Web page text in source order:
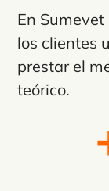
En
los clientes
prestar el
teórico.